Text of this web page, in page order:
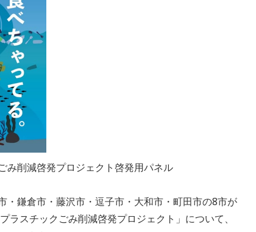
削減啓発プロジェクト啓発用パネル
・鎌倉市・藤沢市・逗子市・大和市・町田市の8市が
ラスチックごみ削減啓発プロジェクト」について、